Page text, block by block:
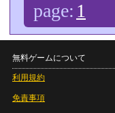
page: 1
無料ゲームについて
利用規約
免責事項